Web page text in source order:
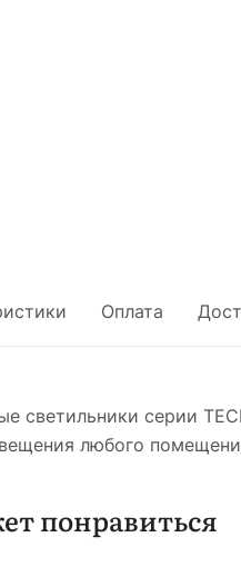
Оплата
светильники серии
любого
понравиться